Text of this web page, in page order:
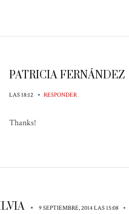
PATRICIA FERNÁNDEZ
LAS 18:12 • RESPONDER
Thanks!
• 9 SEPTIEMBRE, 2014 LAS 15:08 •